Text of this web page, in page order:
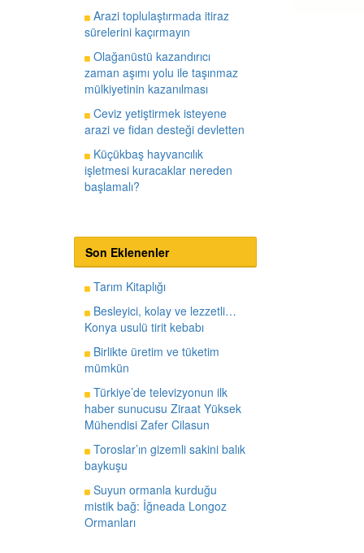
Arazi toplulaştırmada itiraz
sürelerini kaçırmayın
Olağanüstü kazandırıcı
zaman aşımı yolu ile taşınmaz
mülkiyetinin kazanılması
Ceviz yetiştirmek isteyene
arazi ve fidan desteği devletten
Küçükbaş hayvancılık
işletmesi kuracaklar nereden
başlamalı?
Son Eklenenler
Tarım Kitaplığı
Besleyici, kolay ve lezzetli…
Konya usulü tirit kebabı
Birlikte üretim ve tüketim
mümkün
Türkiye’de televizyonun ilk
haber sunucusu Ziraat Yüksek
Mühendisi Zafer Cilasun
Toroslar’ın gizemli sakini balık
baykuşu
Suyun ormanla kurduğu
mistik bağ: İğneada Longoz
Ormanları